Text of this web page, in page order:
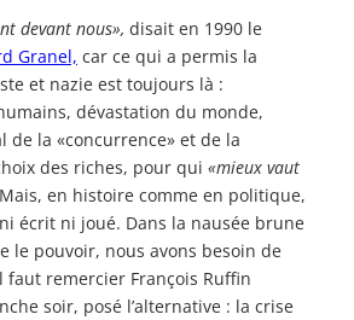
devant nous», disait en 1990 le
Granel, car ce qui a permis la
et nazie est toujours là :
dévastation du monde,
de la «concurrence» et de la
des riches, pour qui «mieux vaut
Mais, en histoire comme en politique,
écrit ni joué. Dans la nausée brune
le pouvoir, nous avons besoin de
faut remercier François Ruffin
soir, posé l’alternative : la crise